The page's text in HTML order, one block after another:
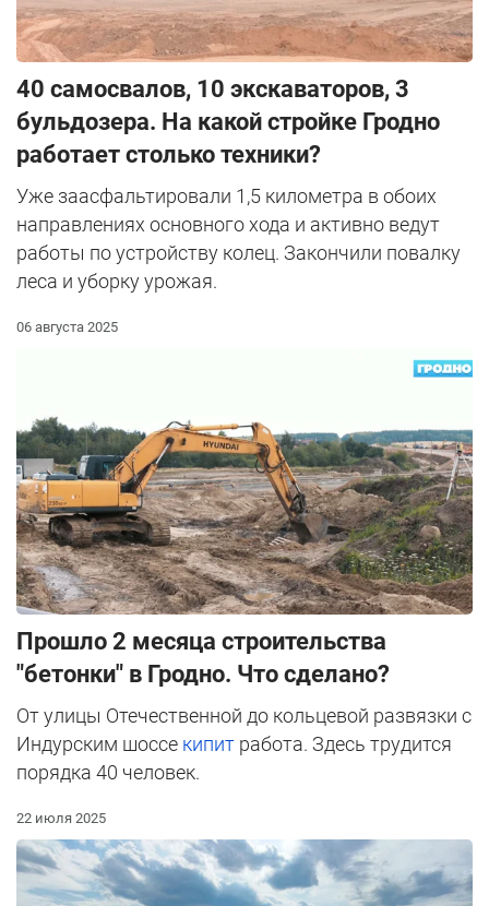
40 самосвалов, 10 экскаваторов, 3
бульдозера. На какой стройке Гродно
работает столько техники?
Уже заасфальтировали 1,5 километра в обоих
направлениях основного хода и активно ведут
работы по устройству колец. Закончили повалку
леса и уборку урожая.
06 августа 2025
Прошло 2 месяца строительства
"бетонки" в Гродно. Что сделано?
От улицы Отечественной до кольцевой развязки с
Индурским шоссе кипит работа. Здесь трудится
порядка 40 человек.
22 июля 2025